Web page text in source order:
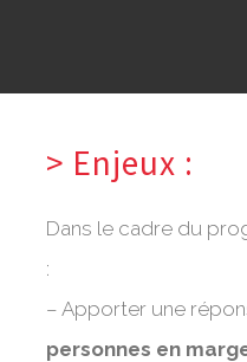
> Enjeux :
Dans le cadre du
:
– Apporter une
personnes en